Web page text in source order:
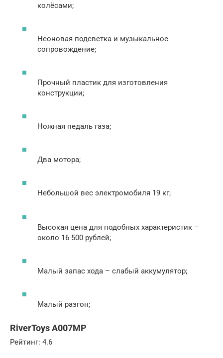
колёсами;
Неоновая подсветка и музыкальное
сопровождение;
Прочный пластик для изготовления
конструкции;
Ножная педаль газа;
Два мотора;
Небольшой вес электромобиля 19 кг;
Высокая цена для подобных характеристик –
около 16 500 рублей;
Малый запас хода – слабый аккумулятор;
Малый разгон;
RiverToys A007MP
Рейтинг: 4.6